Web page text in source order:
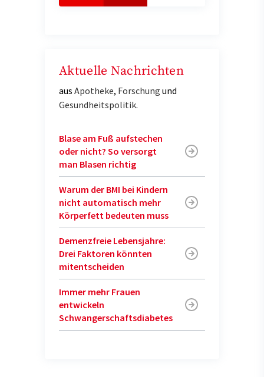
Aktuelle Nachrichten
aus Apotheke, Forschung und
Gesundheitspolitik.
Blase am Fuß aufstechen
oder nicht? So versorgt
man Blasen richtig
Warum der BMI bei Kindern
nicht automatisch mehr
Körperfett bedeuten muss
Demenzfreie Lebensjahre:
Drei Faktoren könnten
mitentscheiden
Immer mehr Frauen
entwickeln
Schwangerschaftsdiabetes